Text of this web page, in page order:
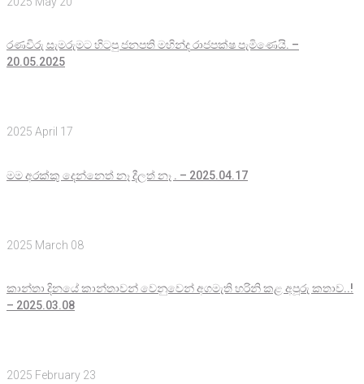
රණවිරු සැමරුමට හිටපු ජනපති මහින්ද රාජපක්ෂ පැමිණෙයි. –
20.05.2025
2025 April 17
මම අරක්කු දෙන්නෙත් නෑ දීලත් නෑ . – 2025.04.17
2025 March 08
කාන්තා දිනයේ කාන්තාවන් වෙනුවෙන් අගමැති හරිනි කළ අපූරු කතාව..!
– 2025.03.08
2025 February 23